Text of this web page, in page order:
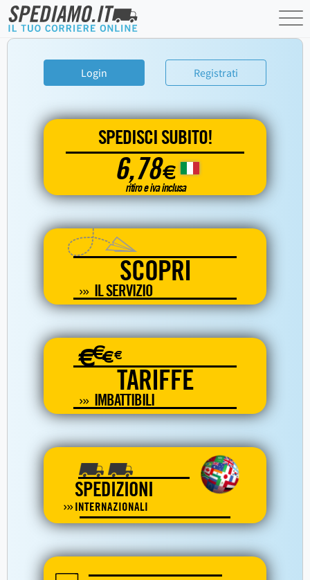
Login Registrati
SPEDISCI SUBITO!
6,78€
ritiro e iva inclusa
SCOPRI
IL SERVIZIO
€€€€
TARIFFE
IMBATTIBILI
SPEDIZIONI
INTERNAZIONALI